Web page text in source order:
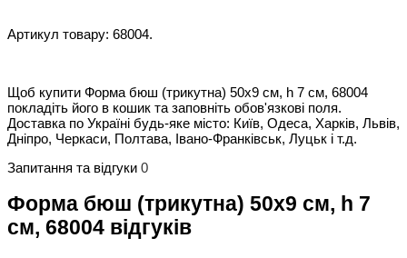
Артикул товару: 68004.
Щоб купити Форма бюш (трикутна) 50х9 см, h 7 см, 68004
покладіть його в кошик та заповніть обов'язкові поля.
Доставка по Україні будь-яке місто: Київ, Одеса, Харків, Львів,
Дніпро, Черкаси, Полтава, Івано-Франківськ, Луцьк і т.д.
Запитання та відгуки 0
Форма бюш (трикутна) 50х9 см, h 7
см, 68004 відгуків